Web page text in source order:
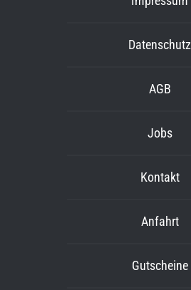
Datenschutz
AGB
Jobs
Kontakt
Anfahrt
Gutscheine